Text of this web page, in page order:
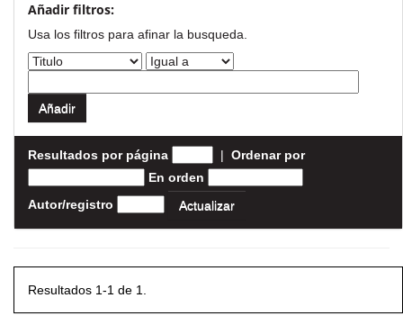
Añadir filtros:
Usa los filtros para afinar la busqueda.
Resultados por página | Ordenar por
En orden
Autor/registro
Resultados 1-1 de 1.